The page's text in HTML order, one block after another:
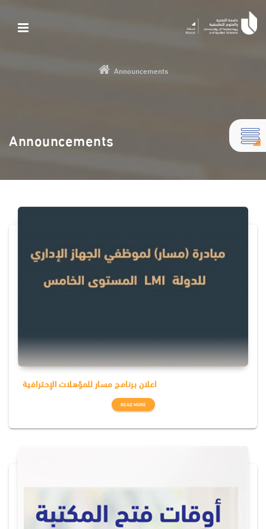
Announcements
Announcements
اعلان برنامج مسار للمؤهلات الإحترافية
READ MORE